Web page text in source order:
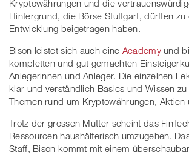
Kryptowährungen und die
Hintergrund, die Börse Stuttgart, dürften zu
Entwicklung beigetragen haben.
Bison leistet sich auch eine Academyund
kompletten und gut gemachten
Anlegerinnen und Anleger. Die einzelnen
klar und verständlich Basics und Wissen
Themen rund um Kryptowährungen, Aktien
Trotz der grossen Mutter scheint das
Ressourcen haushälterisch umzugehen.
Staff, Bison kommt mit einem